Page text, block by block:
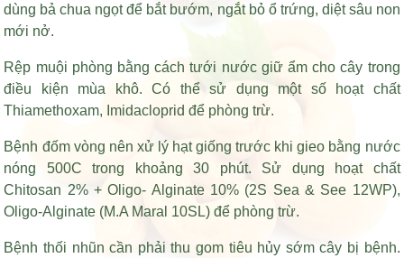
dùng bả chua ngọt để bắt bướm, ngắt bỏ ổ trứng, diệt sâu non
mới nở.
Rệp muội phòng bằng cách tưới nước giữ ẩm cho cây trong
điều kiện mùa khô. Có thể sử dụng một số hoạt chất
Thiamethoxam, Imidacloprid để phòng trừ.
Bệnh đốm vòng nên xử lý hạt giống trước khi gieo bằng nước
nóng 500C trong khoảng 30 phút. Sử dụng hoạt chất
Chitosan 2% + Oligo- Alginate 10% (2S Sea & See 12WP),
Oligo-Alginate (M.A Maral 10SL) để phòng trừ.
Bệnh thối nhũn cần phải thu gom tiêu hủy sớm cây bị bệnh.